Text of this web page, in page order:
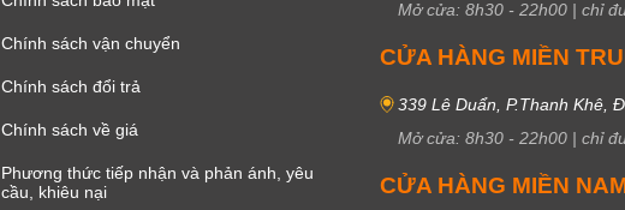
Chính sách vận chuyển
Chính sách đổi trả
Chính sách về giá
Phương thức tiếp nhận và phản ánh, yêu
cầu, khiêu nại
Mở cửa: 8h30 - 22h00 | chỉ
CỬA HÀNG MIỀN
339 Lê Duẩn, P.Thanh Khê,
Mở cửa: 8h30 - 22h00 | chỉ
CỬA HÀNG MIỀN